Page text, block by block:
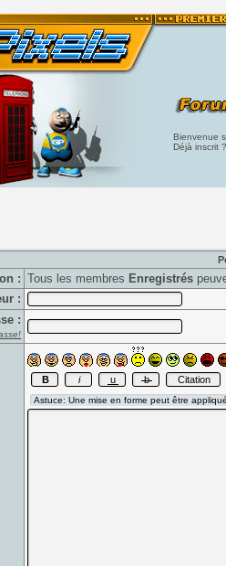
Bienvenue
Déjà inscrit
: Tous les membres Enregistrés
:
: